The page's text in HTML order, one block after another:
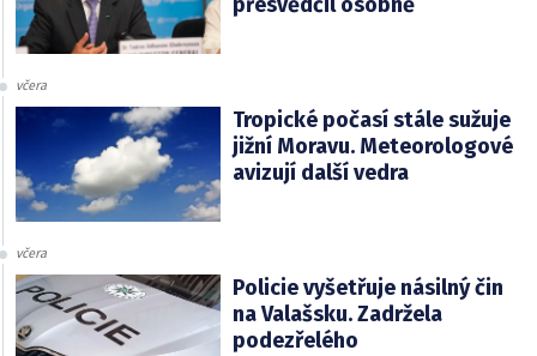
včera
Tropické počasí stále sužuje
jižní Moravu. Meteorologové
avizují další vedra
včera
Policie vyšetřuje násilný čin
na Valašsku. Zadržela
podezřelého